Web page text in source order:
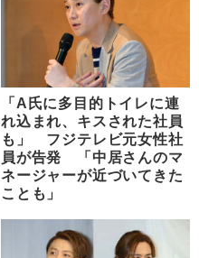
「A氏に多目的トイレに連
れ込まれ、キスされた社員
も」 フジテレビ元女性社
員が告発 「中居さんのマ
ネージャーが近づいてきた
ことも」